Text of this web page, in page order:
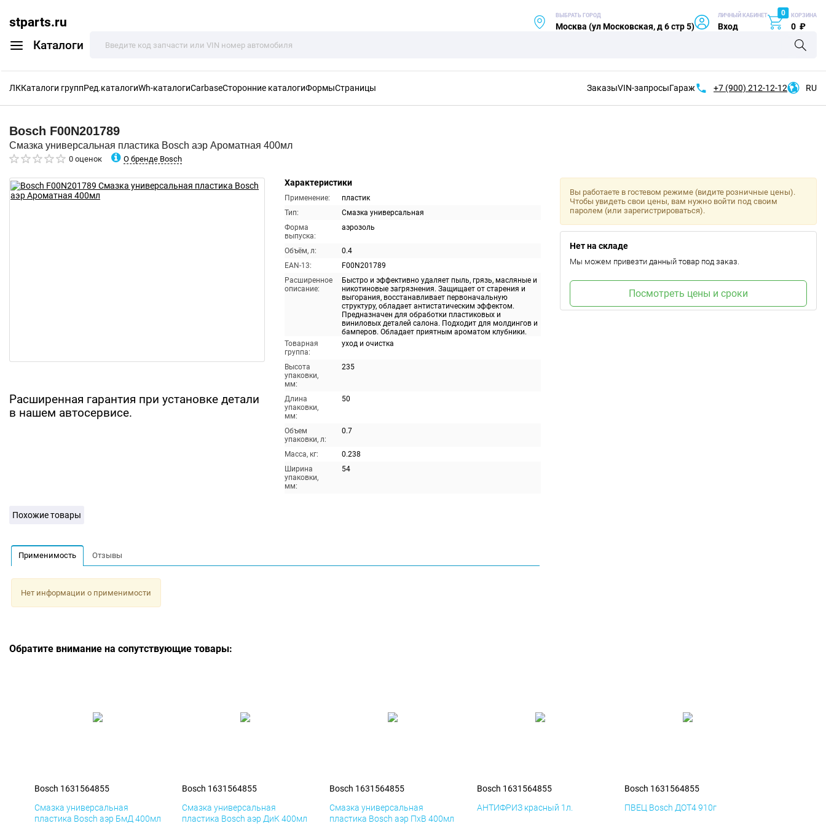
stparts.ru
Каталоги
ВЫБРАТЬ ГОРОД
Москва (ул Московская, д 6 стр 5)
ЛИЧНЫЙ КАБИНЕТ
Вход
0 КОРЗИНА
0 ₽
ЛККаталоги группРед.каталогиWh-каталогиCarbaseСторонние каталогиФормыСтраницы ЗаказыVIN-запросыГараж +7 (900) 212-12-12 RU
Bosch F00N201789
Смазка универсальная пластика Bosch аэр Ароматная 400мл
0 оценок О бренде Bosch
Расширенная гарантия при установке детали
в нашем автосервисе.
Характеристики
Применение:
пластик
Тип:
Смазка универсальная
Форма
выпуска:
аэрозоль
Объём, л:
0.4
EAN-13:
F00N201789
Расширенное
описание:
Быстро и эффективно удаляет пыль, грязь, масляные и
никотиновые загрязнения. Защищает от старения и
выгорания, восстанавливает первоначальную
структуру, обладает антистатическим эффектом.
Предназначен для обработки пластиковых и
виниловых деталей салона. Подходит для молдингов и
бамперов. Обладает приятным ароматом клубники.
Товарная
группа:
уход и очистка
Высота
упаковки,
мм:
235
Длина
упаковки,
мм:
50
Объем
упаковки, л:
0.7
Масса, кг:
0.238
Ширина
упаковки,
мм:
54
Вы работаете в гостевом режиме (видите розничные цены).
Чтобы увидеть свои цены, вам нужно войти под своим
паролем (или зарегистрироваться).
Нет на складе
Мы можем привезти данный товар под заказ.
Посмотреть цены и сроки
Похожие товары
Применимость Отзывы
Нет информации о применимости
Обратите внимание на сопутствующие товары:
Bosch 1631564855
Смазка универсальная
пластика Bosch аэр БмД 400мл
Bosch 1631564855
Смазка универсальная
пластика Bosch аэр ДиК 400мл
Bosch 1631564855
Смазка универсальная
пластика Bosch аэр ПхВ 400мл
Bosch 1631564855
АНТИФРИЗ красный 1л.
Bosch 1631564855
ПВЕЦ Bosch ДОТ4 910г